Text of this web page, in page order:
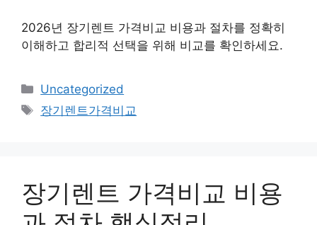
2026년 장기렌트 가격비교 비용과 절차를 정확히
이해하고 합리적 선택을 위해 비교를 확인하세요.
카
테
고
Uncategorized
태
장기렌트가격비교
장기렌트 가격비교 비용